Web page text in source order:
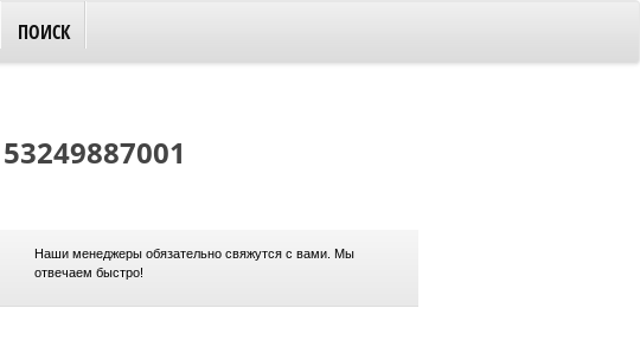
ПОИСК
Наши менеджеры обязательно свяжутся с вами. Мы
отвечаем быстро!